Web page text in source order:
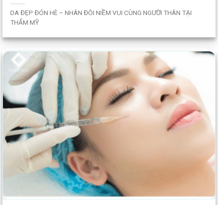
DA ĐẸP ĐÓN HÈ – NHÂN ĐÔI NIỀM VUI CÙNG NGƯỜI THÂN TẠI
THẨM MỸ